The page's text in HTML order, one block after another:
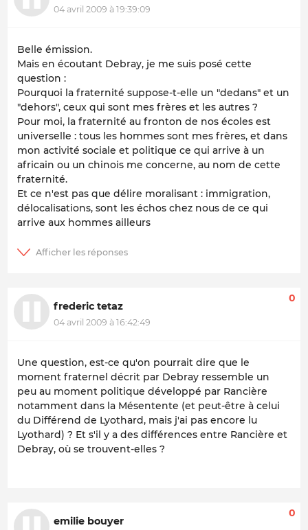
04 avril 2009 à 19:39:09
Belle émission.
Mais en écoutant Debray, je me suis posé cette
question :
Pourquoi la fraternité suppose-t-elle un "dedans" et un
"dehors", ceux qui sont mes frères et les autres ?
Pour moi, la fraternité au fronton de nos écoles est
universelle : tous les hommes sont mes frères, et dans
mon activité sociale et politique ce qui arrive à un
africain ou un chinois me concerne, au nom de cette
fraternité.
Et ce n'est pas que délire moralisant : immigration,
délocalisations, sont les échos chez nous de ce qui
arrive aux hommes ailleurs
frederic tetaz
04 avril 2009 à 16:42:49
0
Une question, est-ce qu'on pourrait dire que le
moment fraternel décrit par Debray ressemble un
peu au moment politique développé par Rancière
notamment dans la Mésentente (et peut-être à celui
du Différend de Lyothard, mais j'ai pas encore lu
Lyothard) ? Et s'il y a des différences entre Rancière et
Debray, où se trouvent-elles ?
emilie bouyer
0